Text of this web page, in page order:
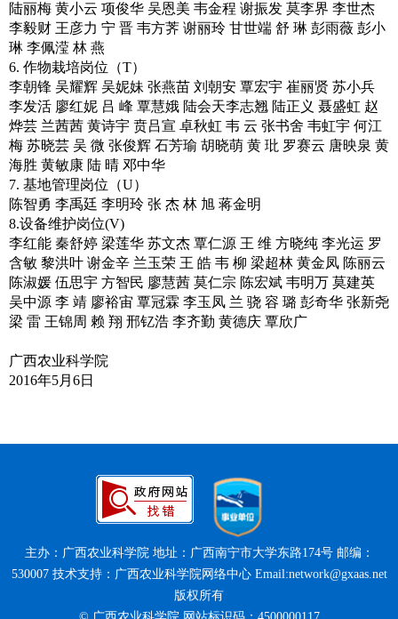
陆丽梅 黄小云 项俊华 吴恩美 韦金程 谢振发 莫李界 李世杰
李毅财 王彦力 宁 晋 韦方荠 谢丽玲 甘世端 舒 琳 彭雨薇 彭小
琳 李佩滢 林 燕
6. 作物栽培岗位（T）
李朝锋 吴耀辉 吴妮妹 张燕苗 刘朝安 覃宏宇 崔丽贤 苏小兵
李发活 廖红妮 吕 峰 覃慧娥 陆会天李志翘 陆正义 聂盛虹 赵
烨芸 兰茜茜 黄诗宇 贲吕宣 卓秋虹 韦 云 张书舍 韦虹宇 何江
梅 苏晓芸 吴 微 张俊辉 石芳瑜 胡晓萌 黄 玭 罗赛云 唐映泉 黄
海胜 黄敏康 陆 晴 邓中华
7. 基地管理岗位（U）
陈智勇 李禹廷 李明玲 张 杰 林 旭 蒋金明
8.设备维护岗位(V)
李红能 秦舒婷 梁莲华 苏文杰 覃仁源 王 维 方晓纯 李光运 罗
含敏 黎洪叶 谢金辛 兰玉荣 王 皓 韦 柳 梁超林 黄金凤 陈丽云
陈淑媛 伍思宇 方智民 廖慧茜 莫仁宗 陈宏斌 韦明万 莫建英
吴中源 李 靖 廖裕宙 覃冠霖 李玉凤 兰 骁 容 璐 彭奇华 张新尧
梁 雷 王锦周 赖 翔 邢钇浩 李齐勤 黄德庆 覃欣广
广西农业科学院
2016年5月6日
主办：广西农业科学院 地址：广西南宁市大学东路174号 邮编：
530007 技术支持：广西农业科学院网络中心 Email:network@gxaas.net
版权所有